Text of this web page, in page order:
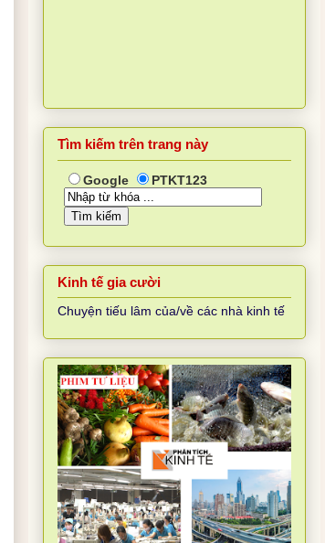
Tìm kiếm trên trang này
Google PTKT123
Kinh tế gia cười
Chuyện tiếu lâm của/về các nhà kinh tế